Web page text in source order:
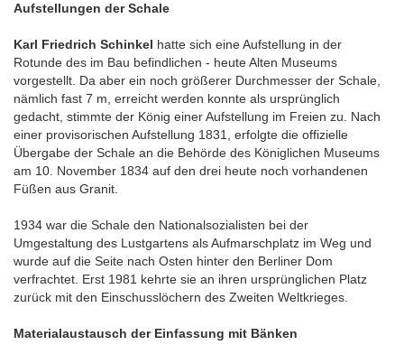
Aufstellungen der Schale
Karl Friedrich Schinkel hatte sich eine Aufstellung in der
Rotunde des im Bau befindlichen - heute Alten Museums
vorgestellt. Da aber ein noch größerer Durchmesser der Schale,
nämlich fast 7 m, erreicht werden konnte als ursprünglich
gedacht, stimmte der König einer Aufstellung im Freien zu. Nach
einer provisorischen Aufstellung 1831, erfolgte die offizielle
Übergabe der Schale an die Behörde des Königlichen Museums
am 10. November 1834 auf den drei heute noch vorhandenen
Füßen aus Granit.
1934 war die Schale den Nationalsozialisten bei der
Umgestaltung des Lustgartens als Aufmarschplatz im Weg und
wurde auf die Seite nach Osten hinter den Berliner Dom
verfrachtet. Erst 1981 kehrte sie an ihren ursprünglichen Platz
zurück mit den Einschusslöchern des Zweiten Weltkrieges.
Materialaustausch der Einfassung mit Bänken